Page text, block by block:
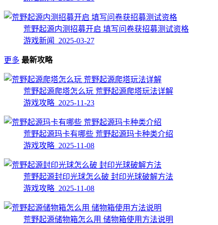
荒野起源内测招募开启 填写问卷获招募测试资格
游戏新闻 2025-03-27
更多 最新攻略
荒野起源爬塔怎么玩 荒野起源爬塔玩法详解
游戏攻略 2025-11-23
荒野起源玛卡有哪些 荒野起源玛卡种类介绍
游戏攻略 2025-11-08
荒野起源封印光球怎么破 封印光球破解方法
游戏攻略 2025-11-08
荒野起源储物箱怎么用 储物箱使用方法说明